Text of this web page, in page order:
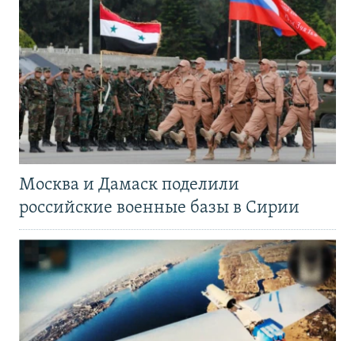
Москва и Дамаск поделили
российские военные базы в Сирии